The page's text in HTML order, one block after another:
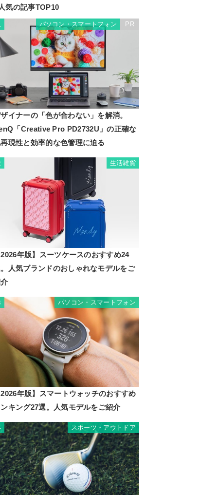
気の記事TOP10
パソコン・スマートフォン PR
イナーの「色が合わない」を解消。
「Creative Pro PD2732U」の正確な
現性と効率的な色管理に迫る
生活雑貨
年版】スーツケースのおすすめ24
人気ブランドのおしゃれなモデルをご
パソコン・スマートフォン
年版】スマートウォッチのおすすめ
キング27選。人気モデルをご紹介
スポーツ・アウトドア